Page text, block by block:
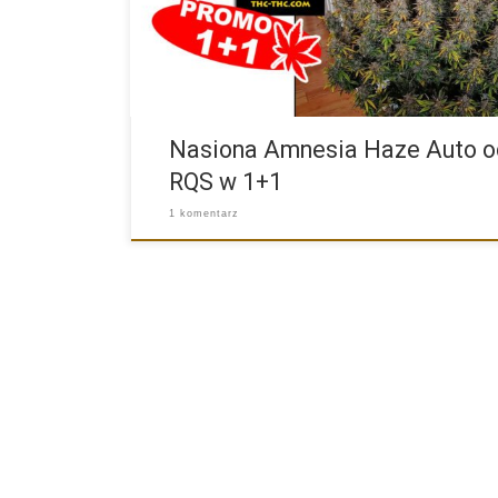
Nasiona Amnesia Haze Auto
RQS w 1+1
1 komentarz